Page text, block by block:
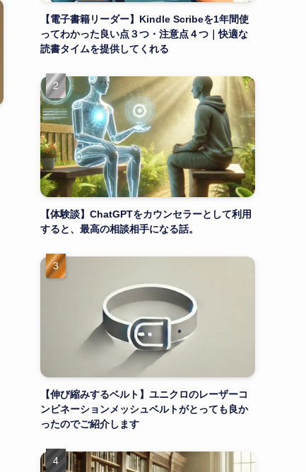
【電子書籍リーダー】Kindle Scribeを1年間使
ってわかった良い点３つ・注意点４つ｜快適な
読書タイムを提供してくれる
【体験談】ChatGPTをカウンセラーとして利用
すると、最高の相談相手になる話。
【伸び縮みするベルト】ユニクロのレーザーコ
ンビネーションメッシュベルトがとっても良か
ったのでご紹介します